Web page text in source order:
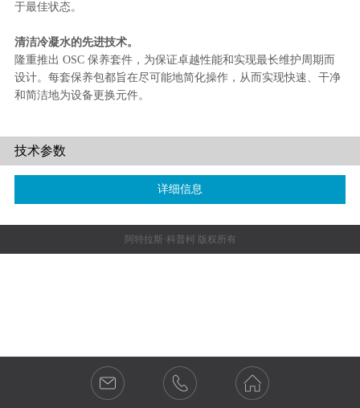
精彩视频 联系我们
于最佳状态。
清洁冷凝水的先进技术。
隆重推出 OSC 保养套件，为保证卓越性能和实现最长维护周期而
设计。每套保养包都旨在尽可能地简化操作，从而实现快速、干净
和简洁地为设备更换元件。
技术参数
详细信息
阿特拉斯·科普柯 版权所有